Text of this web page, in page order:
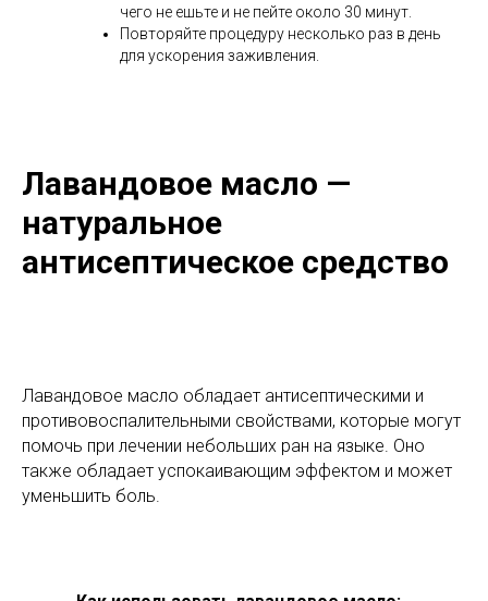
чего не ешьте и не пейте около 30 минут.
Повторяйте процедуру несколько раз в день
для ускорения заживления.
Лавандовое масло —
натуральное
антисептическое средство
Лавандовое масло обладает антисептическими и
противовоспалительными свойствами, которые могут
помочь при лечении небольших ран на языке. Оно
также обладает успокаивающим эффектом и может
уменьшить боль.